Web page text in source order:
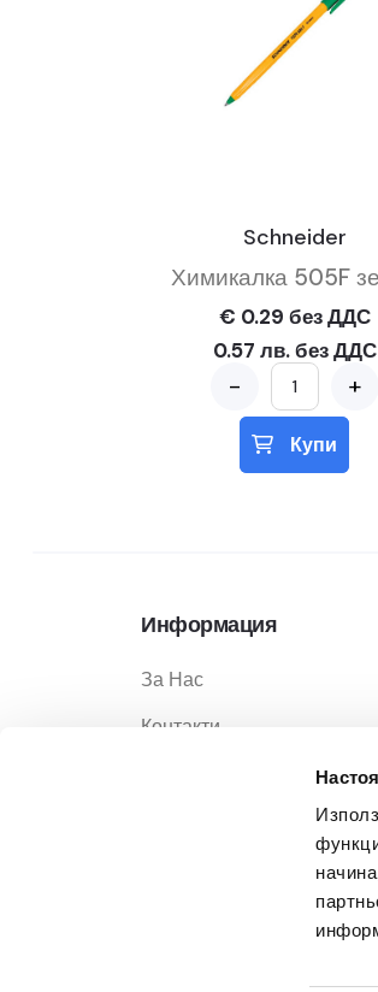
Schneider
Химикалка 505F
€ 0.29 без ДДС
0.57 лв. без ДДС
- +
Купи
Информация
За Нас
Контакти